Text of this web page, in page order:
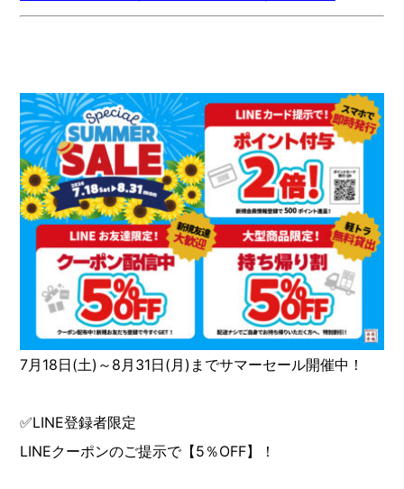
7月18日(土)～8月31日(月)までサマーセール開催中！
✅LINE登録者限定
LINEクーポンのご提示で【5％OFF】！